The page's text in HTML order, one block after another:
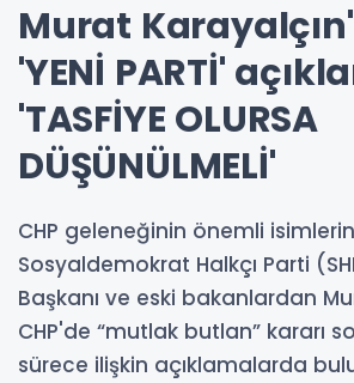
Murat
'YENİ PARTİ'
'TASFİYE OLURSA
DÜŞÜNÜLMELİ'
CHP geleneğinin önemli
Sosyaldemokrat Halkçı Parti
Başkanı ve eski bakanlardan
CHP'de “mutlak butlan” kararı
sürece ilişkin açıklamalarda